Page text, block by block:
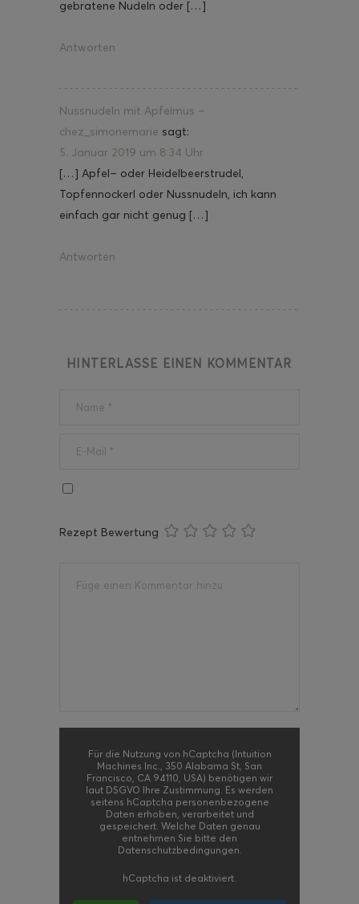
gebratene Nudeln oder […]
Antworten
Nussnudeln mit Apfelmus –
chez_simonemarie sagt:
5. Januar 2019 um 8:34 Uhr
[…] Apfel– oder Heidelbeerstrudel,
Topfennockerl oder Nussnudeln, ich kann
einfach gar nicht genug […]
Antworten
HINTERLASSE EINEN KOMMENTAR
Rezept Bewertung
Für die Nutzung von hCaptcha (Intuition
Machines Inc., 350 Alabama St, San
Francisco, CA 94110, USA) benötigen wir
laut DSGVO Ihre Zustimmung. Es werden
seitens hCaptcha personenbezogene
Daten erhoben, verarbeitet und
gespeichert. Welche Daten genau
entnehmen Sie bitte den
Datenschutzbedingungen.
hCaptcha ist deaktiviert.